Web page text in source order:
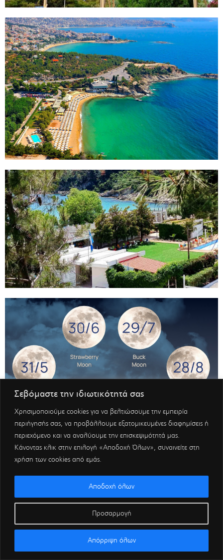
Σεβόμαστε την ιδιωτικότητά σας
Χρησιμοποιούμε cookies για να βελτιώσουμε την εμπειρία
περιήγησής σας, να προβάλλουμε εξατομικευμένες διαφημίσεις ή
περιεχόμενο και να αναλύουμε την επισκεψιμότητά μας.
Κάνοντας κλικ στην επιλογή «Αποδοχή Όλων», συναινείτε στη
χρήση των cookies από εμάς.
Προσαρμογή
Απόρριψη όλων
Αποδοχή όλων